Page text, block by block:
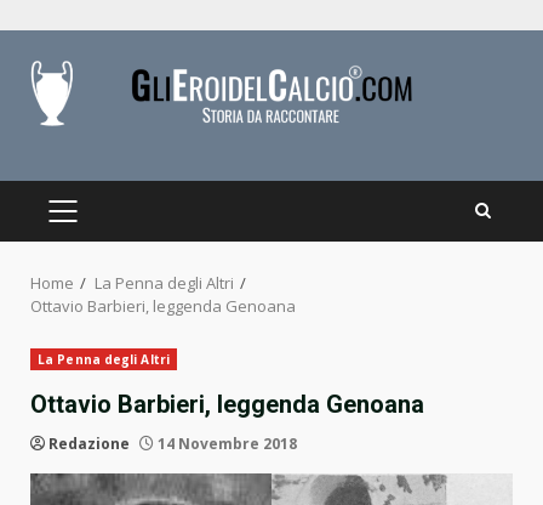
content
PRIMARY
Home
La Penna degli Altri
Ottavio Barbieri, leggenda Genoana
La Penna degli Altri
Ottavio Barbieri, leggenda Genoana
Redazione 14 Novembre 2018